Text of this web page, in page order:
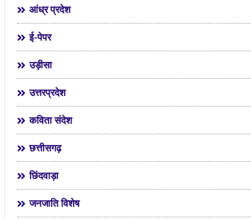
आंध्र प्रदेश
ई-पेपर
उड़ीसा
उत्तरप्रदेश
कविता संदेश
छत्तीसगढ़
छिंदवाड़ा
जनजाति विशेष